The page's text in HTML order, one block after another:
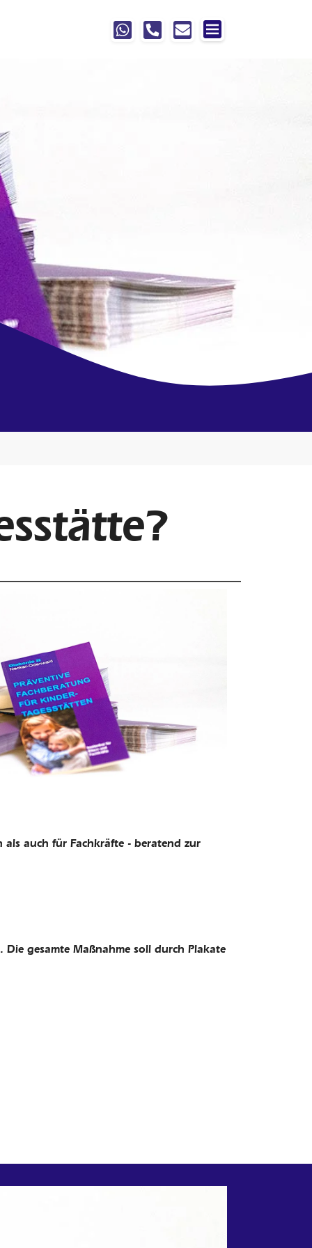
als auch für Fachkräfte - beratend zur
gesamte Maßnahme soll durch Plakate